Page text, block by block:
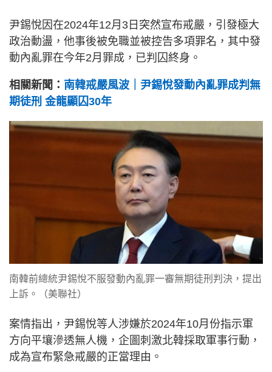
尹錫悅因在2024年12月3日突然宣布戒嚴，引發極大
政治動盪，他事後被免職並被控告多項罪名，其中發
動內亂罪在今年2月罪成，已判囚終身。
相關新聞： 南韓戒嚴風波｜尹錫悅發動內亂罪成判無
期徒刑 金龍顯囚30年
南韓前總統尹錫悅不服發動內亂罪一審無期徒刑判決，提出
上訴。（美聯社）
案情指出，尹錫悅等人涉嫌於2024年10月份指示軍
方向平壤滲透無人機，企圖刺激北韓採取軍事行動，
成為宣布緊急戒嚴的正當理由。